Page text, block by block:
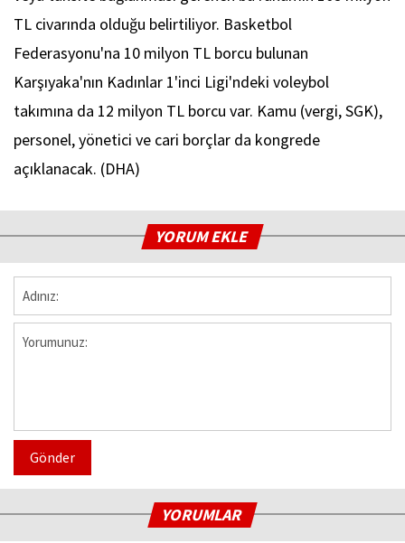
TL civarında olduğu belirtiliyor. Basketbol
Federasyonu'na 10 milyon TL borcu bulunan
Karşıyaka'nın Kadınlar 1'inci Ligi'ndeki voleybol
takımına da 12 milyon TL borcu var. Kamu (vergi, SGK),
personel, yönetici ve cari borçlar da kongrede
açıklanacak. (DHA)
YORUM EKLE
Gönder
YORUMLAR